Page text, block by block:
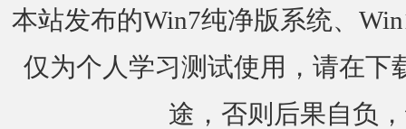
本站发布的Win7纯净版系统、
仅为个人学习测试使用，请在下
途，否则后果自负